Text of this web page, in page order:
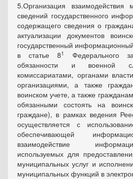
5.Организация взаимодействия
сведений государственного
содержащего сведения о
актуализации документов
государственный
в статье 81
Федерального
обязанности и военной
комиссариатами, органами
организациями, а также
воинском учете, а также
обязанными состоять на
граждане), в рамках ведения
осуществляется с
обеспечивающей
взаимодействие
используемых для
муниципальных услуг и
муниципальных функций в